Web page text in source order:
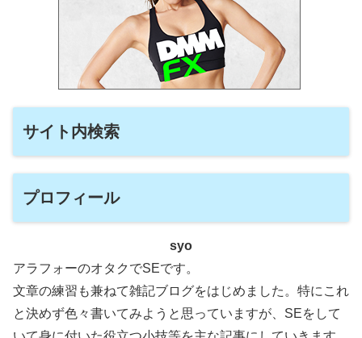
サイト内検索
プロフィール
syo
アラフォーのオタクでSEです。
文章の練習も兼ねて雑記ブログをはじめました。特にこれ
と決めず色々書いてみようと思っていますが、SEをして